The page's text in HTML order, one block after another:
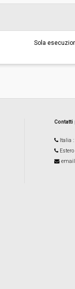
Sola
Italia
Estero
email